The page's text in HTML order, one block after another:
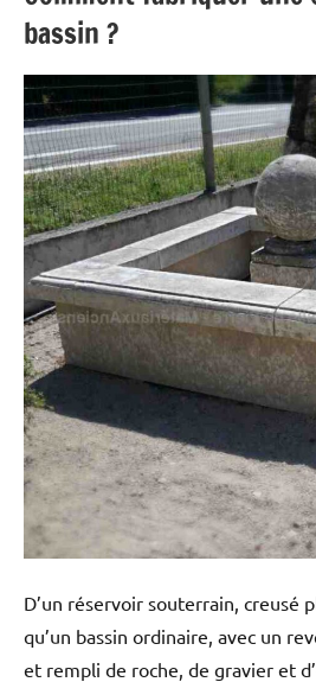
bassin ?
D’un réservoir souterrain, creusé
qu’un bassin ordinaire, avec un
et rempli de roche, de gravier et